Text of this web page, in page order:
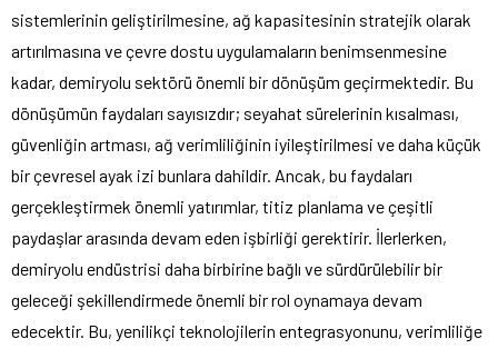
sistemlerinin geliştirilmesine, ağ kapasitesinin stratejik olarak
artırılmasına ve çevre dostu uygulamaların benimsenmesine
kadar, demiryolu sektörü önemli bir dönüşüm geçirmektedir. Bu
dönüşümün faydaları sayısızdır; seyahat sürelerinin kısalması,
güvenliğin artması, ağ verimliliğinin iyileştirilmesi ve daha küçük
bir çevresel ayak izi bunlara dahildir. Ancak, bu faydaları
gerçekleştirmek önemli yatırımlar, titiz planlama ve çeşitli
paydaşlar arasında devam eden işbirliği gerektirir. İlerlerken,
demiryolu endüstrisi daha birbirine bağlı ve sürdürülebilir bir
geleceği şekillendirmede önemli bir rol oynamaya devam
edecektir. Bu, yenilikçi teknolojilerin entegrasyonunu, verimliliğe